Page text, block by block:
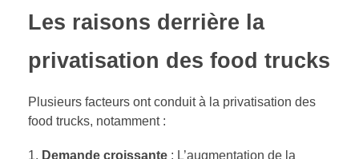
Les raisons derrière la
privatisation des food trucks
Plusieurs facteurs ont conduit à la privatisation des
food trucks, notamment :
Demande croissante : L’augmentation de la